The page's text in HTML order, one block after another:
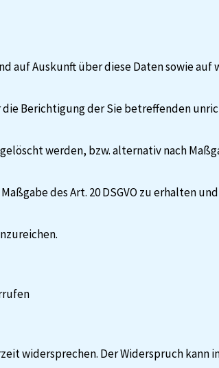
auf Auskunft über diese Daten sowie auf
die Berichtigung der Sie betreffenden
werden, bzw. alternativ nach
des Art. 20 DSGVO zu erhalten
widersprechen. Der Widerspruch kann